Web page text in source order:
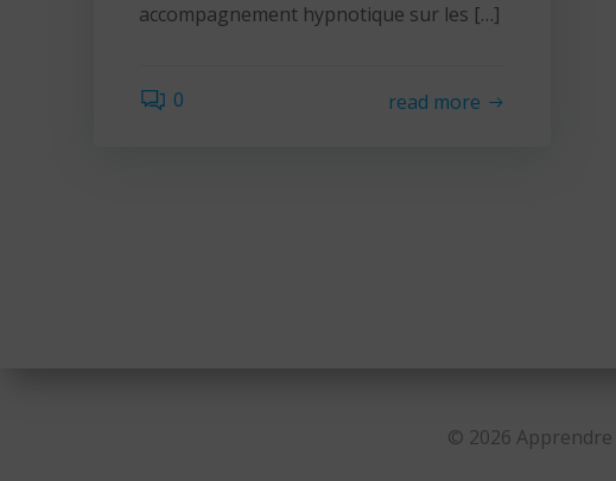
accompagnement hypnotique sur les […]
0 read more
© 2026